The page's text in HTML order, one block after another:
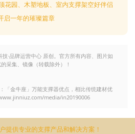
花园、木塑地板、室内支撑架空好伴侣
启一年的璀璨篇章
·品牌运营中心 原创。官方所有内容、图片如
采集、镜像（转载除外）！
「金牛座」万能支撑器优点，相比传统建材优
media/in20190006
提供专业的支撑产品和解决方案！